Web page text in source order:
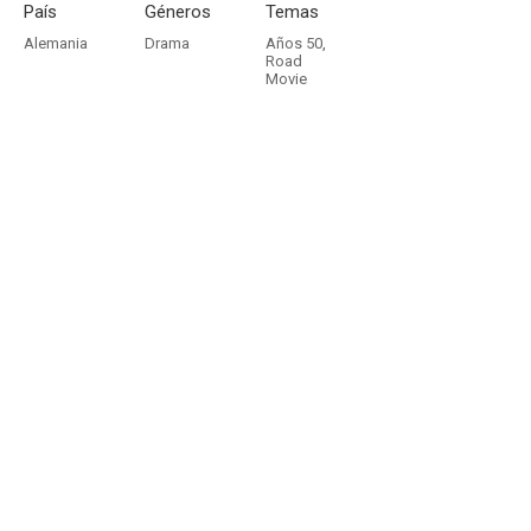
País
Alemania
Géneros
Drama
Temas
Años 50,
Road
Movie